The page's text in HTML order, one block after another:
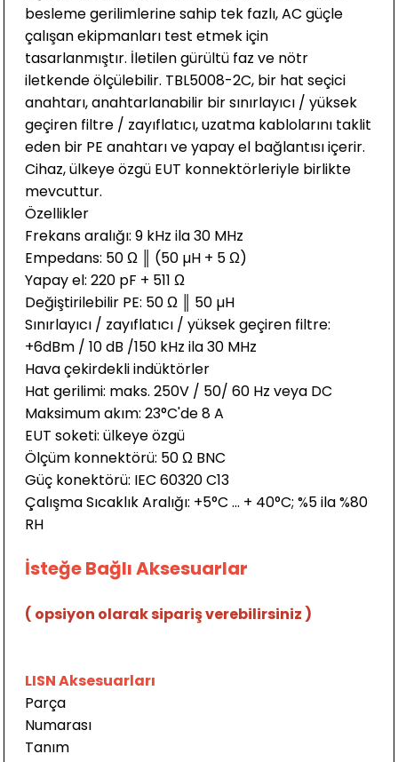
besleme gerilimlerine sahip tek fazlı, AC güçle
çalışan ekipmanları test etmek için
tasarlanmıştır. İletilen gürültü faz ve nötr
iletkende ölçülebilir. TBL5008-2C, bir hat seçici
anahtarı, anahtarlanabilir bir sınırlayıcı / yüksek
geçiren filtre / zayıflatıcı, uzatma kablolarını taklit
eden bir PE anahtarı ve yapay el bağlantısı içerir.
Cihaz, ülkeye özgü EUT konnektörleriyle birlikte
mevcuttur.
Özellikler
Frekans aralığı: 9 kHz ila 30 MHz
Empedans: 50 Ω
(50 µH + 5 Ω)
Yapay el: 220 pF + 511 Ω
Değiştirilebilir PE: 50 Ω
50 µH
Sınırlayıcı / zayıflatıcı / yüksek geçiren filtre:
+6dBm / 10 dB /150 kHz ila 30 MHz
Hava çekirdekli indüktörler
Hat gerilimi: maks. 250V / 50/ 60 Hz veya DC
Maksimum akım: 23°C'de 8 A
EUT soketi: ülkeye özgü
Ölçüm konnektörü: 50 Ω BNC
Güç konektörü: IEC 60320 C13
Çalışma Sıcaklık Aralığı: +5°C … + 40°C; %5 ila %80
RH
İsteğe Bağlı Aksesuarlar
( opsiyon olarak sipariş verebilirsiniz )
LISN Aksesuarları
Parça
Tanım